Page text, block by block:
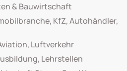
& Bauwirtschaft
KfZ, Autohändler,
Luftverkehr
Lehrstellen